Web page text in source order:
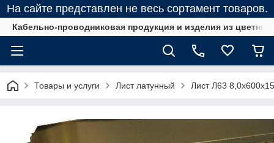
На сайте представлен не весь сортамент товаров.
Кабельно-проводниковая продукция и изделия из
Товары и услуги Лист латунный Лист Л63